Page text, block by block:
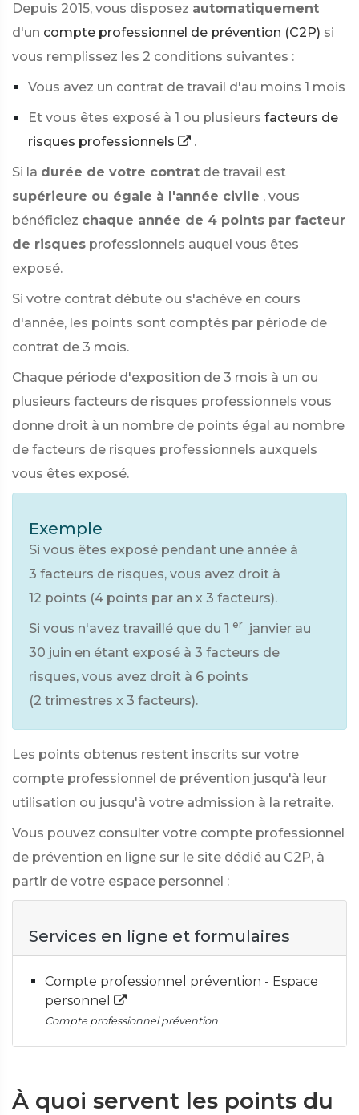
Depuis 2015, vous disposez automatiquement
d'un compte professionnel de prévention (C2P) si
vous remplissez les 2 conditions suivantes :
Vous avez un contrat de travail d'au moins 1 mois
Et vous êtes exposé à 1 ou plusieurs facteurs de
risques professionnels
.
Si la durée de votre contrat de travail est
supérieure ou égale à l'année civile , vous
bénéficiez chaque année de 4 points par facteur
de risques professionnels auquel vous êtes
exposé.
Si votre contrat débute ou s'achève en cours
d'année, les points sont comptés par période de
contrat de 3 mois.
Chaque période d'exposition de 3 mois à un ou
plusieurs facteurs de risques professionnels vous
donne droit à un nombre de points égal au nombre
de facteurs de risques professionnels auxquels
vous êtes exposé.
Exemple
Si vous êtes exposé pendant une année à
3 facteurs de risques, vous avez droit à
12 points (4 points par an x 3 facteurs).
Si vous n'avez travaillé que du 1 er janvier au
30 juin en étant exposé à 3 facteurs de
risques, vous avez droit à 6 points
(2 trimestres x 3 facteurs).
Les points obtenus restent inscrits sur votre
compte professionnel de prévention jusqu'à leur
utilisation ou jusqu'à votre admission à la retraite.
Vous pouvez consulter votre compte professionnel
de prévention en ligne sur le site dédié au C2P, à
partir de votre espace personnel :
Services en ligne et formulaires
Compte professionnel prévention - Espace
personnel
Compte professionnel prévention
À quoi servent les points du